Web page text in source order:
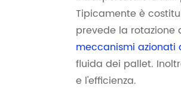
Tipicamente è
prevede la rotazione
meccanismi azionati
fluida dei pallet.
e l'efficienza.